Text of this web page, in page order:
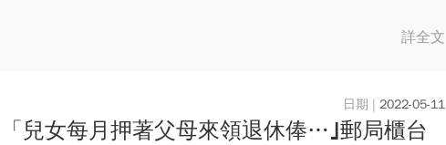
詳全文
2022-05-11
「兒女每月押著父母來領退休俸…｣郵局櫃台